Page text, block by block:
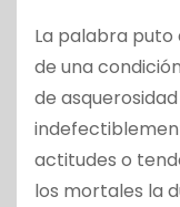
La palabra
de una
de
actitudes o
los mortales la